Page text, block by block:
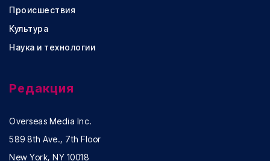
Происшествия
Культура
Наука и технологии
Редакция
Overseas Media Inc.
589 8th Ave., 7th Floor
New York, NY 10018